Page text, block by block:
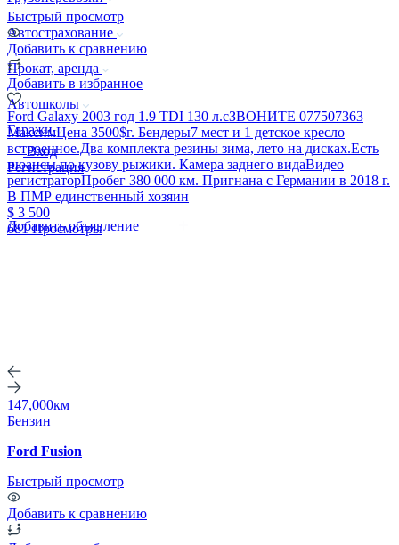
Автострахование
Прокат, аренда
Автошколы
Гаражи
Вход
Регистрация
Добавить объявление
Быстрый просмотр
Добавить к сравнению
Добавить в избранное
Ford Galaxy 2003 год 1.9 TDI 130 л.сЗВОНИТЕ 077507363
МаксимЦена 3500$г. Бендеры7 мест и 1 детское кресло
встроенное.Два комплекта резины зима, лето на дисках.Есть
нюансы по кузову рыжики. Камера заднего видаВидео
регистраторПробег 380 000 км. Пригнана с Германии в 2018 г.
В ПМР единственный хозяин
$ 3 500
681 Просмотры
147,000км
Бензин
Ford Fusion
Быстрый просмотр
Добавить к сравнению